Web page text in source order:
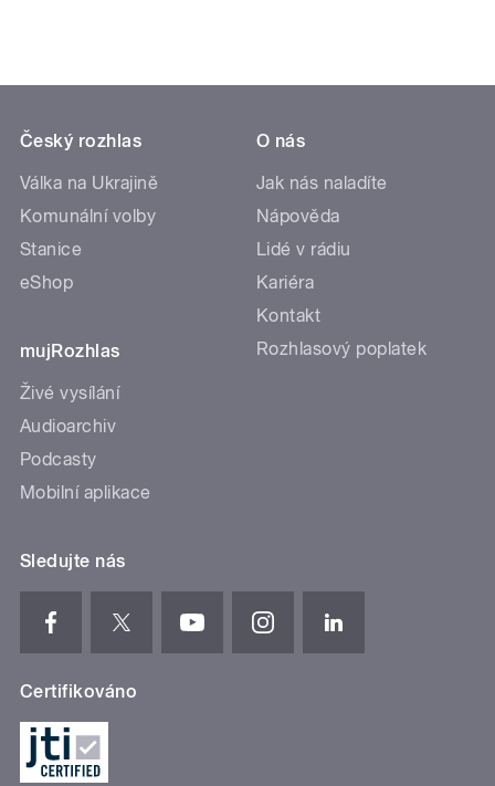
Český rozhlas
Válka na Ukrajině
Komunální volby
Stanice
eShop
mujRozhlas
Živé vysílání
Audioarchiv
Podcasty
Mobilní aplikace
O nás
Jak nás naladíte
Nápověda
Lidé v rádiu
Kariéra
Kontakt
Rozhlasový poplatek
Sledujte nás
Certifikováno